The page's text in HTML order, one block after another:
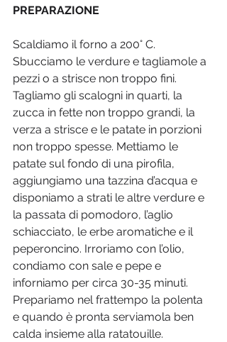
PREPARAZIONE
Scaldiamo il forno a 200° C.
Sbucciamo le verdure e tagliamole a
pezzi o a strisce non troppo fini.
Tagliamo gli scalogni in quarti, la
zucca in fette non troppo grandi, la
verza a strisce e le patate in porzioni
non troppo spesse. Mettiamo le
patate sul fondo di una pirofila,
aggiungiamo una tazzina d’acqua e
disponiamo a strati le altre verdure e
la passata di pomodoro, l’aglio
schiacciato, le erbe aromatiche e il
peperoncino. Irroriamo con l’olio,
condiamo con sale e pepe e
inforniamo per circa 30-35 minuti.
Prepariamo nel frattempo la polenta
e quando è pronta serviamola ben
calda insieme alla ratatouille.